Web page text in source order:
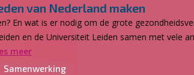
van Nederland maken
En wat is er nodig om de grote
en de Universiteit Leiden samen met vele
meer
Samenwerking